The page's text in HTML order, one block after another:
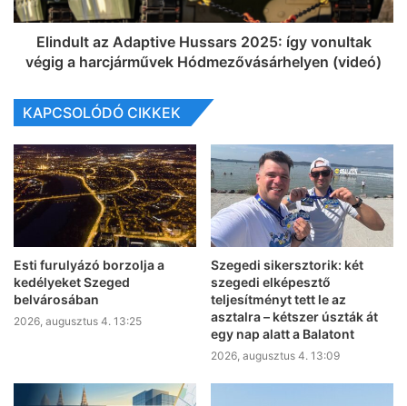
Elindult az Adaptive Hussars 2025: így vonultak
végig a harcjárművek Hódmezővásárhelyen (videó)
KAPCSOLÓDÓ CIKKEK
Esti furulyázó borzolja a
kedélyeket Szeged
belvárosában
2026, augusztus 4. 13:25
Szegedi sikersztorik: két
szegedi elképesztő
teljesítményt tett le az
asztalra – kétszer úszták át
egy nap alatt a Balatont
2026, augusztus 4. 13:09